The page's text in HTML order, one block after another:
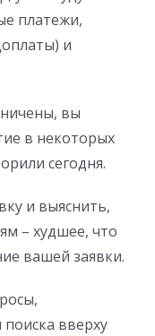
платежи,
и
вы
в некоторых
сегодня.
и выяснить,
– худшее, что
вашей заявки.
вверху